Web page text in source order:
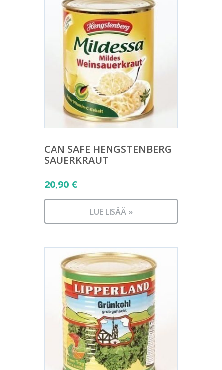
CAN SAFE HENGSTENBERG
SAUERKRAUT
20,90 €
LUE LISÄÄ »